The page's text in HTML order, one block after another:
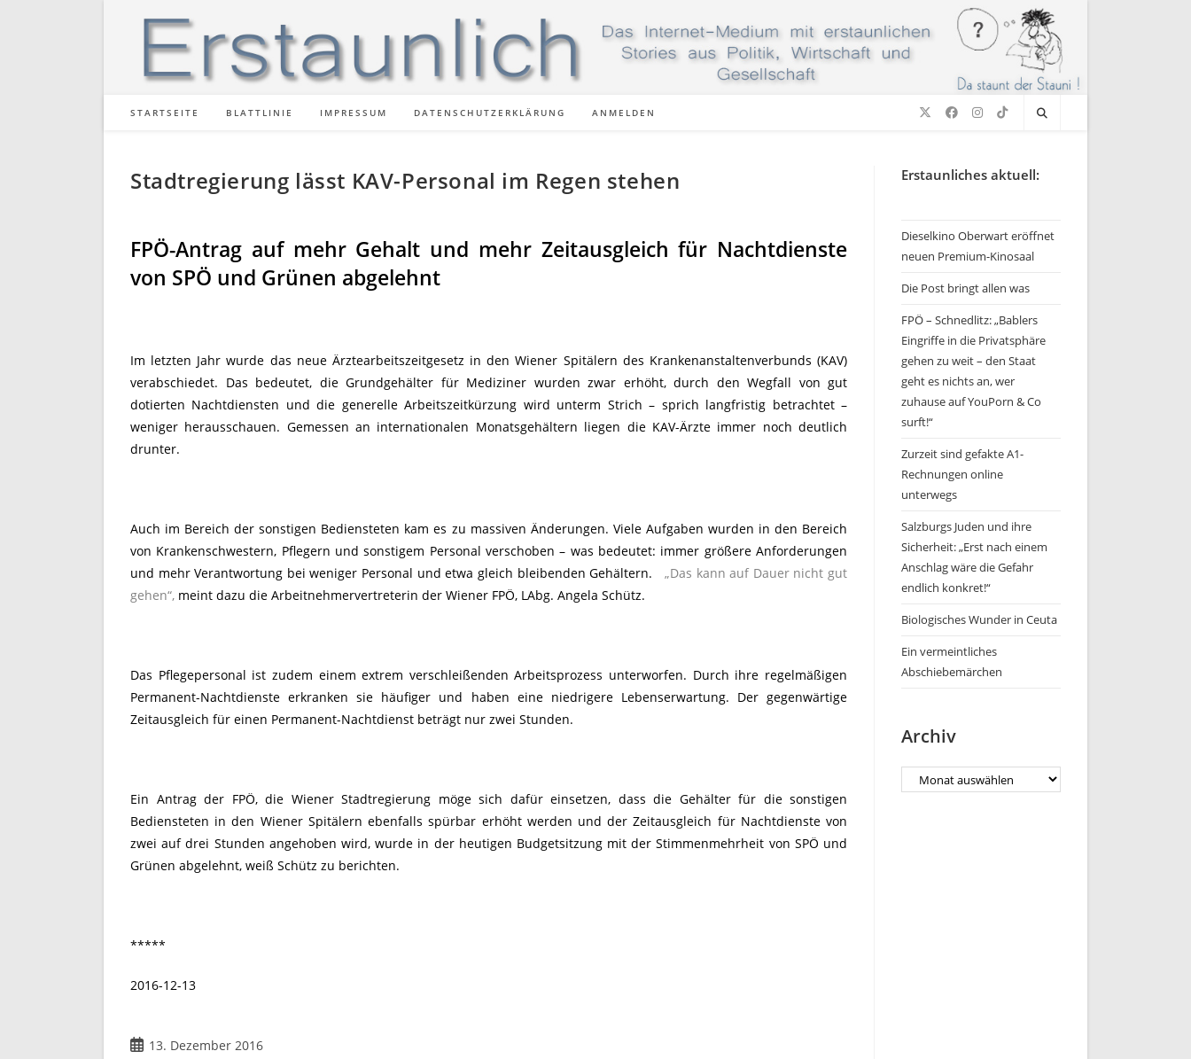
STARTSEITE BLATTLINIE IMPRESSUM DATENSCHUTZERKLÄRUNG ANMELDEN
Stadtregierung lässt KAV-Personal im Regen stehen
FPÖ-Antrag auf mehr Gehalt und mehr Zeitausgleich für Nachtdienste
von SPÖ und Grünen abgelehnt
Im letzten Jahr wurde das neue Ärztearbeitszeitgesetz in den Wiener Spitälern des Krankenanstaltenverbunds (KAV)
verabschiedet. Das bedeutet, die Grundgehälter für Mediziner wurden zwar erhöht, durch den Wegfall von gut
dotierten Nachtdiensten und die generelle Arbeitszeitkürzung wird unterm Strich – sprich langfristig betrachtet –
weniger herausschauen. Gemessen an internationalen Monatsgehältern liegen die KAV-Ärzte immer noch deutlich
drunter.
Auch im Bereich der sonstigen Bediensteten kam es zu massiven Änderungen. Viele Aufgaben wurden in den Bereich
von Krankenschwestern, Pflegern und sonstigem Personal verschoben – was bedeutet: immer größere Anforderungen
und mehr Verantwortung bei weniger Personal und etwa gleich bleibenden Gehältern. „Das kann auf Dauer nicht gut
gehen“, meint dazu die Arbeitnehmervertreterin der Wiener FPÖ, LAbg. Angela Schütz.
Das Pflegepersonal ist zudem einem extrem verschleißenden Arbeitsprozess unterworfen. Durch ihre regelmäßigen
Permanent-Nachtdienste erkranken sie häufiger und haben eine niedrigere Lebenserwartung. Der gegenwärtige
Zeitausgleich für einen Permanent-Nachtdienst beträgt nur zwei Stunden.
Ein Antrag der FPÖ, die Wiener Stadtregierung möge sich dafür einsetzen, dass die Gehälter für die sonstigen
Bediensteten in den Wiener Spitälern ebenfalls spürbar erhöht werden und der Zeitausgleich für Nachtdienste von
zwei auf drei Stunden angehoben wird, wurde in der heutigen Budgetsitzung mit der Stimmenmehrheit von SPÖ und
Grünen abgelehnt, weiß Schütz zu berichten.
*****
2016-12-13
Beitrag13. Dezember 2016
Erstaunliches aktuell:
Dieselkino Oberwart eröffnet
neuen Premium-Kinosaal
Die Post bringt allen was
FPÖ – Schnedlitz: „Bablers
Eingriffe in die Privatsphäre
gehen zu weit – den Staat
geht es nichts an, wer
zuhause auf YouPorn & Co
surft!“
Zurzeit sind gefakte A1-
Rechnungen online
unterwegs
Salzburgs Juden und ihre
Sicherheit: „Erst nach einem
Anschlag wäre die Gefahr
endlich konkret!“
Biologisches Wunder in Ceuta
Ein vermeintliches
Abschiebemärchen
Archiv
Archiv